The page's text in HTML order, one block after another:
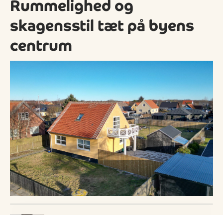
Rummelighed og
skagensstil tæt på byens
centrum